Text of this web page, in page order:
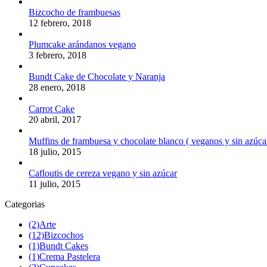
Bizcocho de frambuesas
12 febrero, 2018
Plumcake arándanos vegano
3 febrero, 2018
Bundt Cake de Chocolate y Naranja
28 enero, 2018
Carrot Cake
20 abril, 2017
Muffins de frambuesa y chocolate blanco ( veganos y sin
18 julio, 2015
Cafloutis de cereza vegano y sin azúcar
11 julio, 2015
Categorias
(2)Arte
(12)Bizcochos
(1)Bundt Cakes
(1)Crema Pastelera